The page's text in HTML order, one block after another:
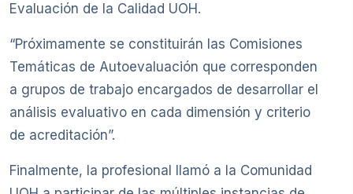
Evaluación de la Calidad UOH.
“Próximamente se constituirán las Comisiones
Temáticas de Autoevaluación que corresponden
a grupos de trabajo encargados de desarrollar el
análisis evaluativo en cada dimensión y criterio
de acreditación”.
Finalmente, la profesional llamó a la Comunidad